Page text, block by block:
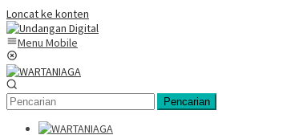
Loncat ke konten
Menu Mobile
Pencarian